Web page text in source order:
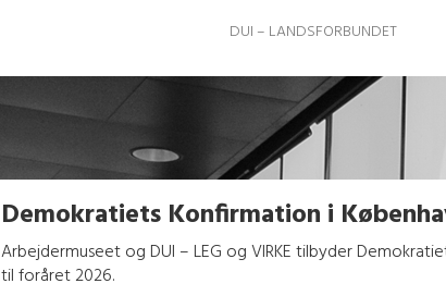
DUI – LANDSFORBUNDET
Demokratiets Konfirmation i
Arbejdermuseet og DUI – LEG og VIRKE tilbyder
til foråret 2026.